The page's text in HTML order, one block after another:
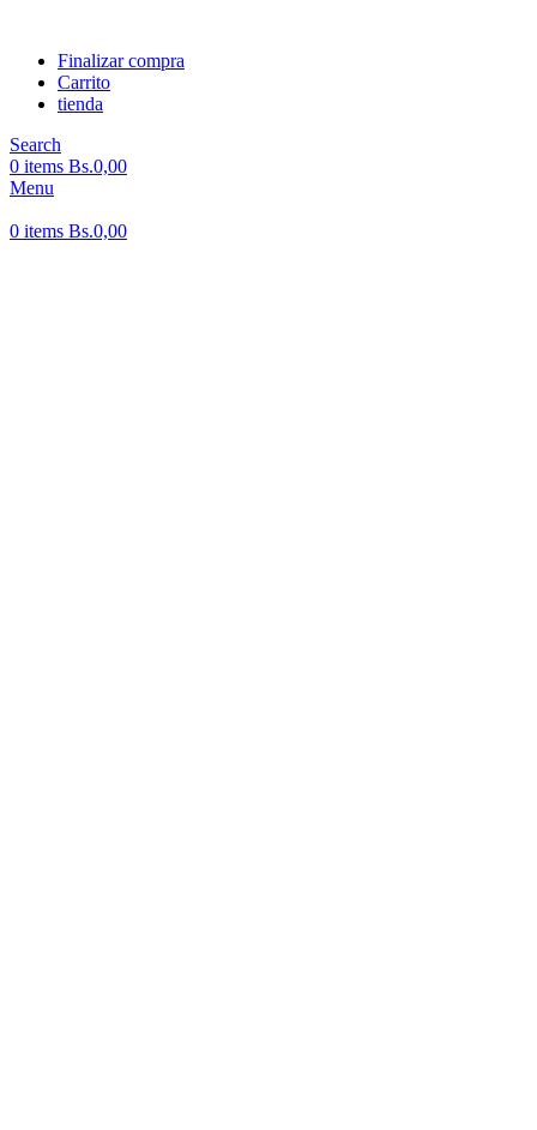
Finalizar compra
Carrito
tienda
Search
0 items Bs.0,00
Menu
0 items Bs.0,00